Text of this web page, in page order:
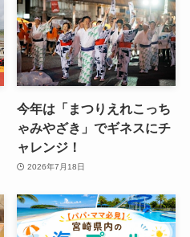
今年は「まつりえれこっち
ゃみやざき」でギネスにチ
ャレンジ！
2026年7月18日